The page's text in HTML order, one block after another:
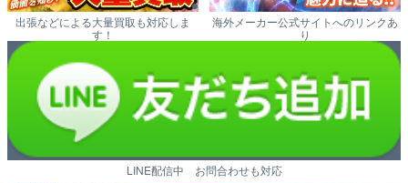
出張などによる大量買取も対応しま
す！
海外メーカー公式サイトへのリンクあ
り
LINE配信中 お問合わせも対応